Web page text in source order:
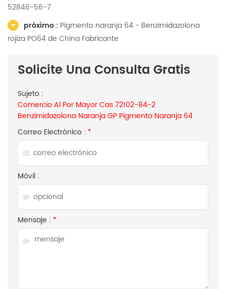
52846-56-7
próximo : Pigmento naranja 64 - Benzimidazolona
rojiza PO64 de China Fabricante
Solicite Una Consulta Gratis
Sujeto :
Comercio Al Por Mayor Cas 72102-84-2
Benzimidazolona Naranja GP Pigmento Naranja 64
Correo Electrónico : *
Móvil :
Mensaje : *